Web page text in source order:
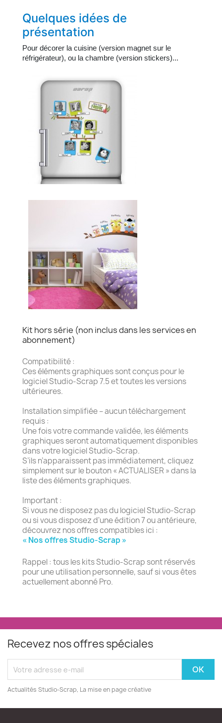
Quelques idées de
présentation
Pour décorer la cuisine (version magnet sur le
réfrigérateur), ou la chambre (version stickers)...
Kit hors série (non inclus dans les services en
abonnement)
Compatibilité :
Ces éléments graphiques sont conçus pour le
logiciel Studio-Scrap 7.5 et toutes les versions
ultérieures.
Installation simplifiée – aucun téléchargement
requis :
Une fois votre commande validée, les éléments
graphiques seront automatiquement disponibles
dans votre logiciel Studio-Scrap.
S’ils n’apparaissent pas immédiatement, cliquez
simplement sur le bouton « ACTUALISER » dans la
liste des éléments graphiques.
Important :
Si vous ne disposez pas du logiciel Studio-Scrap
ou si vous disposez d'une édition 7 ou antérieure,
découvrez nos offres compatibles ici :
« Nos offres Studio-Scrap »
Rappel : tous les kits Studio-Scrap sont réservés
pour une utilisation personnelle, sauf si vous êtes
actuellement abonné Pro.
Recevez nos offres spéciales
Actualités Studio-Scrap, La mise en page créative